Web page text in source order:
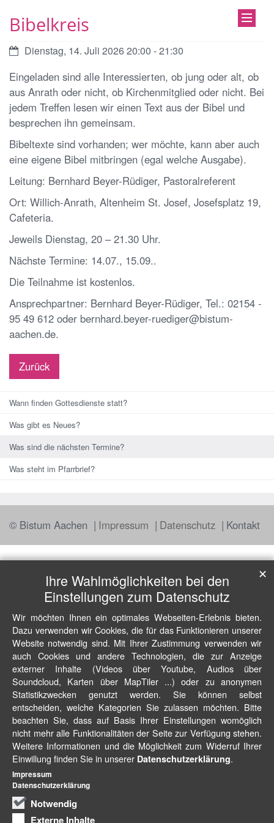
Bibelkreis
Datum:Dienstag, 14. Juli 2026 20:00 - 21:30
Eingeladen sind alle Interessierten, ob jung oder alt, ob
aus Anrath oder nicht, ob Kirchenmitglied oder nicht. Bei
jedem Treffen lesen wir einen Text aus der Bibel und
besprechen ihn gemeinsam.
Bibeltexte sind vorhanden; wer möchte, kann aber auch
eine eigene Bibel mitbringen (egal welche Ausgabe).
Leitung: Bernhard Beyer-Rüdiger, Pastoralreferent
Ort: Willich-Anrath, Altenheim St. Josef, Josefsplatz 19,
Cafeteria.
Jeweils Dienstag, 20 – 21.30 Uhr.
Nächste Termine: 14.07., 15.09..
Die Teilnahme ist kostenlos.
Ansprechpartner: Bernhard Beyer-Rüdiger, Tel.: 02154 -
95 49 612 oder bernhard.beyer-ruediger@bistum-
aachen.de.
Zurück
Wann finden Gottesdienste statt?
Was gibt es Neues?
Was sind die nächsten Termine?
Was steht im Pfarrbrief?
© Bistum Aachen Impressum Datenschutz Kontakt
Ihre Wahlmöglichkeiten bei den
Einstellungen zum Datenschutz
Wir möchten Ihnen ein optimales Webseiten-Erlebnis bieten.
Dazu verwenden wir Cookies, die für das Funktionieren unserer
Website notwendig sind. Mit Ihrer Zustimmung verwenden wir
auch Cookies und andere Technologien, die zur Anzeige
externer Inhalte (Videos über Youtube, Audios über
Soundcloud, Karten über MapTiler ...) oder zu anonymen
Statistikzwecken genutzt werden. Sie können selbst
entscheiden, welche Kategorien Sie zulassen möchten. Bitte
beachten Sie, dass auf Basis Ihrer Einstellungen womöglich
nicht mehr alle Funktionalitäten der Seite zur Verfügung stehen.
Weitere Informationen und die Möglichkeit zum Widerruf Ihrer
Einwillung finden Sie in unserer Datenschutzerklärung.
Notwendig
Externe Inhalte
✕
Impressum
Datenschutzerklärung